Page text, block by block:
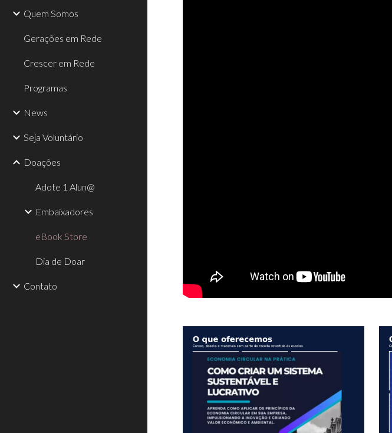
Quem Somos
Gerações em Rede
Crescer em Rede
Programas
News
Seja Voluntário
Doações
Adote 1 Alun@
Embaixadores
eBook Store
Dia de Doar
Contato